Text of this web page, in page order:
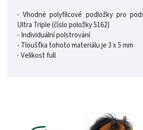
- Vhodné polyfilcové podložky pro
Ultra Triple (číslo položky 5162)
- Individuální polstrování
- Tloušťka tohoto materiálu je 3 x 5 mm
- Velikost full